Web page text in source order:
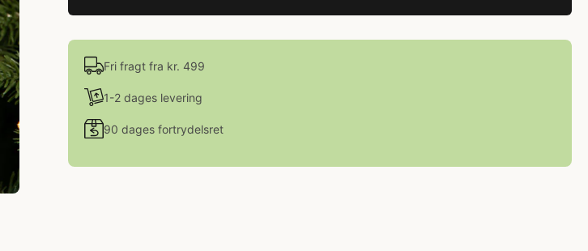
Fri fragt fra kr. 499
1-2 dages levering
90 dages fortrydelsret